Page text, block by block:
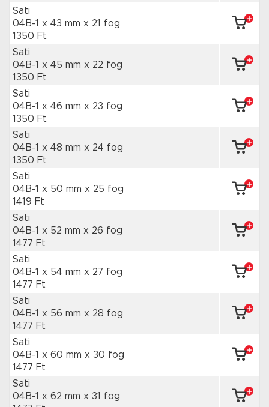
Sati
04B-1 x 43 mm x 21 fog
1350 Ft
Sati
04B-1 x 45 mm x 22 fog
1350 Ft
Sati
04B-1 x 46 mm x 23 fog
1350 Ft
Sati
04B-1 x 48 mm x 24 fog
1350 Ft
Sati
04B-1 x 50 mm x 25 fog
1419 Ft
Sati
04B-1 x 52 mm x 26 fog
1477 Ft
Sati
04B-1 x 54 mm x 27 fog
1477 Ft
Sati
04B-1 x 56 mm x 28 fog
1477 Ft
Sati
04B-1 x 60 mm x 30 fog
1477 Ft
Sati
04B-1 x 62 mm x 31 fog